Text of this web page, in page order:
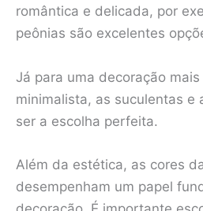
romântica e delicada, por
peônias são excelentes
Já para uma decoração
minimalista, as suculentas e
ser a escolha perfeita.
Além da estética, as cores
desempenham um papel